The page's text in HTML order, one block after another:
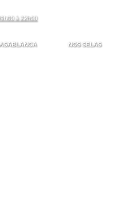
à 22h00
NOS SELAS